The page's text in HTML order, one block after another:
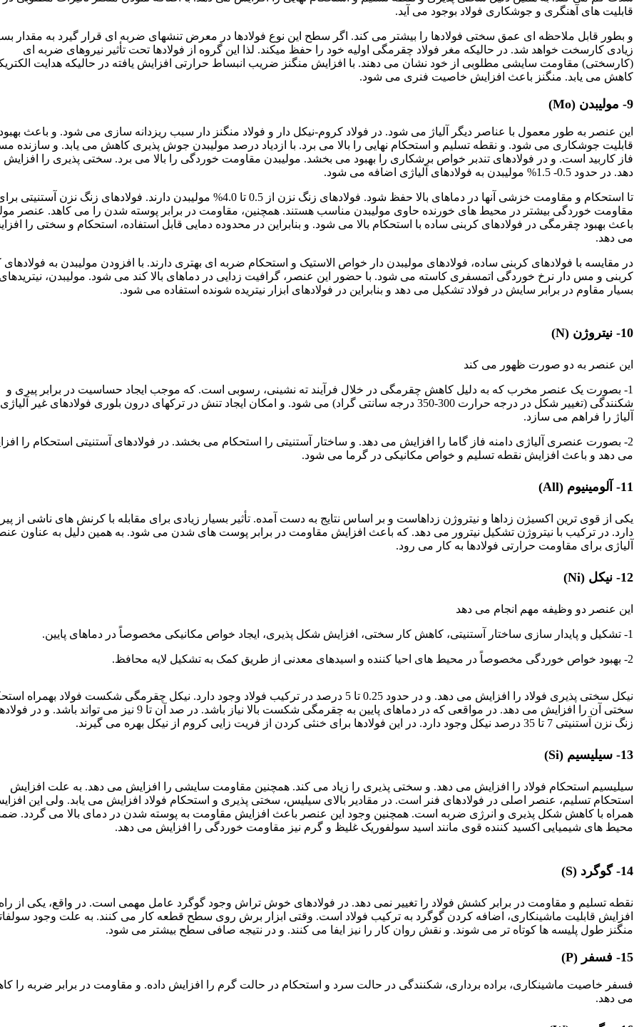
قابلیت های آهنگری و جوشکاری فولاد بوجود می آید.
و بطور قابل ملاحظه ای عمق سختی فولادها را بیشتر می کند. اگر سطح این نوع فولادها در معرض تنشهای ضربه ای قرار گیرد به مقدار
زیادی کارسخت خواهد شد. در حالیکه مغر فولاد چقرمگی اولیه خود را حفظ میکند. لذا این گروه از فولادها تحت تأثیر نیروهای ضربه ای
(کارسختی) مقاومت سایشی مطلوبی از خود نشان می دهند. با افزایش منگنز ضریب انبساط حرارتی افزایش یافته در حالیکه هدایت
کاهش می یابد. منگنز باعث افزایش خاصیت فنری می شود.
9- مولیبدن (Mo)
این عنصر به طور معمول با عناصر دیگر آلیاژ می شود. در فولاد کروم-نیکل دار و فولاد منگنز دار سبب ریزدانه سازی می شود. و باعث بهبود
قابلیت جوشکاری می شود. و نقطه تسلیم و استحکام نهایی را بالا می برد. با ازدیاد درصد مولیبدن جوش پذیری کاهش می یابد. و سازنده
فاز کاربید است. و در فولادهای تندبر خواص برشکاری را بهبود می بخشد. مولیبدن مقاومت خوردگی را بالا می برد. سختی پذیری را
دهد. در حدود 0.5- 1.5% مولیبدن به فولادهای آلیاژی اضافه می شود.
تا استحکام و مقاومت خزشی آنها در دماهای بالا حفظ شود. فولادهای زنگ نزن از 0.5 تا 4.0% مولیبدن دارند. فولادهای زنگ نزن آستنیتی
مقاومت خوردگی بیشتر در محیط های خورنده حاوی مولیبدن مناسب هستند. همچنین، مقاومت در برابر پوسته شدن را می کاهد. عنصر
باعث بهبود چقرمگی در فولادهای کربنی ساده با استحکام بالا می شود. و بنابراین در محدوده دمایی قابل استفاده، استحکام و سختی را
می دهد.
در مقایسه با فولادهای کربنی ساده، فولادهای مولیبدن دار خواص الاستیک و استحکام ضربه ای بهتری دارند. با افزودن مولیبدن به فولادهای
کربنی و مس دار نرخ خوردگی اتمسفری کاسته می شود. با حضور این عنصر، گرافیت زدایی در دماهای بالا کند می شود. مولیبدن، نیتریدهای
بسیار مقاوم در برابر سایش در فولاد تشکیل می دهد و بنابراین در فولادهای ابزار نیتریده شونده استفاده می شود.
10- نیتروژن (N)
این عنصر به دو صورت ظهور می کند
1- بصورت یک عنصر مخرب که به دلیل کاهش چقرمگی در خلال فرآیند ته نشینی، رسوبی است. که موجب ایجاد حساسیت در برابر پیری و
شکنندگی (تغییر شکل در درجه حرارت 300-350 درجه سانتی گراد) می شود. و امکان ایجاد تنش در ترکهای درون بلوری فولادهای غیر
آلیاژ را فراهم می سازد.
2- بصورت عنصری آلیاژی دامنه فاز گاما را افزایش می دهد. و ساختار آستنیتی را استحکام می بخشد. در فولادهای آستنیتی استحکام را
می دهد و باعث افزایش نقطه تسلیم و خواص مکانیکی در گرما می شود.
11- آلومینیوم (All)
یکی از قوی ترین اکسیژن زداها و نیتروژن زداهاست و بر اساس نتایج به دست آمده. تأثیر بسیار زیادی برای مقابله با کرنش های ناشی از
دارد. در ترکیب با نیتروژن تشکیل نیترور می دهد. که باعث افزایش مقاومت در برابر پوست های شدن می شود. به همین دلیل به عناون
آلیاژی برای مقاومت حرارتی فولادها به کار می رود.
12- نیکل (Ni)
این عنصر دو وظیفه مهم انجام می دهد
1- تشکیل و پایدار سازی ساختار آستنیتی، کاهش کار سختی، افزایش شکل پذیری، ایجاد خواص مکانیکی مخصوصاً در دماهای پایین.
2- بهبود خواص خوردگی مخصوصاً در محیط های احیا کننده و اسیدهای معدنی از طریق کمک به تشکیل لایه محافظ.
نیکل سختی پذیری فولاد را افزایش می دهد. و در حدود 0.25 تا 5 درصد در ترکیب فولاد وجود دارد. نیکل چقرمگی شکست فولاد بهمراه
سختی آن را افزایش می دهد. در مواقعی که در دماهای پایین به چقرمگی شکست بالا نیاز باشد. در صد آن تا 9 نیز می تواند باشد.
زنگ نزن آستنیتی 7 تا 35 درصد نیکل وجود دارد. در این فولادها برای خنثی کردن از فریت زایی کروم از نیکل بهره می گیرند.
13- سیلیسیم (Si)
سیلیسیم استحکام فولاد را افزایش می دهد. و سختی پذیری را زیاد می کند. همچنین مقاومت سایشی را افزایش می دهد. به علت افزایش
استحکام تسلیم، عنصر اصلی در فولادهای فنر است. در مقادیر بالای سیلیس، سختی پذیری و استحکام فولاد افزایش می یابد. ولی این
همراه با کاهش شکل پذیری و انرژی ضربه است. همچنین وجود این عنصر باعث افزایش مقاومت به پوسته شدن در دمای بالا می گردد.
محیط های شیمیایی اکسید کننده قوی مانند اسید سولفوریک غلیظ و گرم نیز مقاومت خوردگی را افزایش می دهد.
14- گوگرد (S)
نقطه تسلیم و مقاومت در برابر کشش فولاد را تغییر نمی دهد. در فولادهای خوش تراش وجود گوگرد عامل مهمی است. در واقع، یکی از
افزایش قابلیت ماشینکاری، اضافه کردن گوگرد به ترکیب فولاد است. وقتی ابزار برش روی سطح قطعه کار می کنند. به علت وجود
منگنز طول پلیسه ها کوتاه تر می شوند. و نقش روان کار را نیز ایفا می کنند. و در نتیجه صافی سطح بیشتر می شود.
15- فسفر (P)
فسفر خاصیت ماشینکاری، براده برداری، شکنندگی در حالت سرد و استحکام در حالت گرم را افزایش داده. و مقاومت در برابر ضربه را
می دهد.